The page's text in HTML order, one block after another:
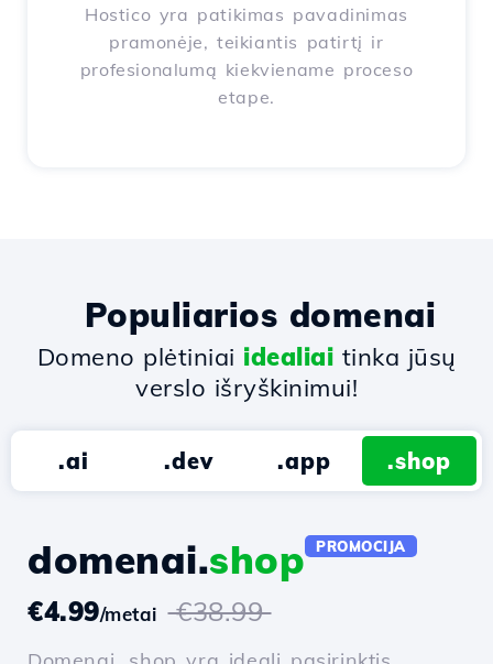
Hostico yra patikimas pavadinimas
pramonėje, teikiantis patirtį ir
profesionalumą kiekviename proceso
etape.
Populiarios domenai
Domeno plėtiniai idealiai tinka jūsų
verslo išryškinimui!
.ai .dev .app .shop
domenai.shop PROMOCIJA
€4.99/metai €38.99